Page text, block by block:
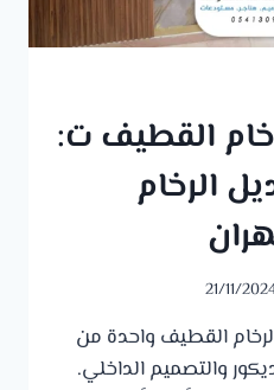
القطيف ت:
بديل الرخام
21/11/
القطيف واحدة من
والتصميم الداخلي.